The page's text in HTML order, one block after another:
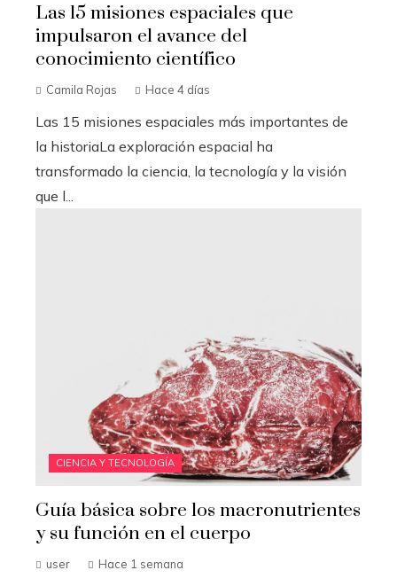
Las 15 misiones espaciales que
impulsaron el avance del
conocimiento científico
Camila Rojas Hace 4 días
Las 15 misiones espaciales más importantes de
la historiaLa exploración espacial ha
transformado la ciencia, la tecnología y la visión
que l...
CIENCIA Y TECNOLOGÍA
Guía básica sobre los macronutrientes
y su función en el cuerpo
user Hace 1 semana